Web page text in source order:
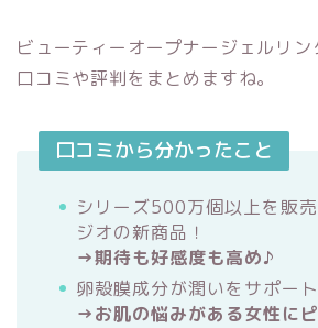
ビューティーオープナージェルリ
口コミや評判をまとめますね。
口コミから分かったこと
シリーズ500万個以上を販
ジオの新商品！
→期待も好感度も高め♪
卵殻膜成分が潤いをサポート
→お肌の悩みがある女性に